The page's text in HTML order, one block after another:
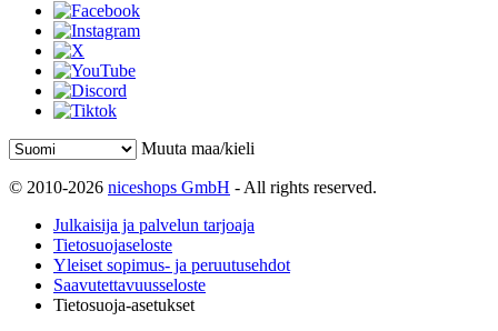
Muuta maa/kieli
© 2010-2026 niceshops GmbH - All rights reserved.
Julkaisija ja palvelun tarjoaja
Tietosuojaseloste
Yleiset sopimus- ja peruutusehdot
Saavutettavuusseloste
Tietosuoja-asetukset